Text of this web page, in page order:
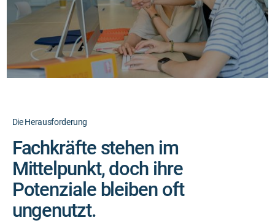
Die Herausforderung
Fachkräfte stehen im
Mittelpunkt, doch ihre
Potenziale bleiben oft
ungenutzt.